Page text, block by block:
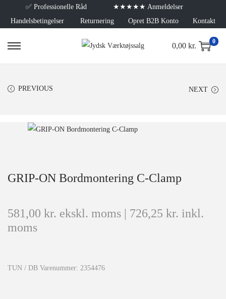
✅ Professionelle Råd
★★★★★ Anmeldelser
Handelsbetingelser
Returnering Opret B2B Konto Kontakt
0,00 kr. 0
PREVIOUS NEXT
GRIP-ON Bordmontering C-Clamp
581,00 kr. ekskl. moms | 726,25 kr. inkl.
moms
TUN / DB Varenummer: 2354476